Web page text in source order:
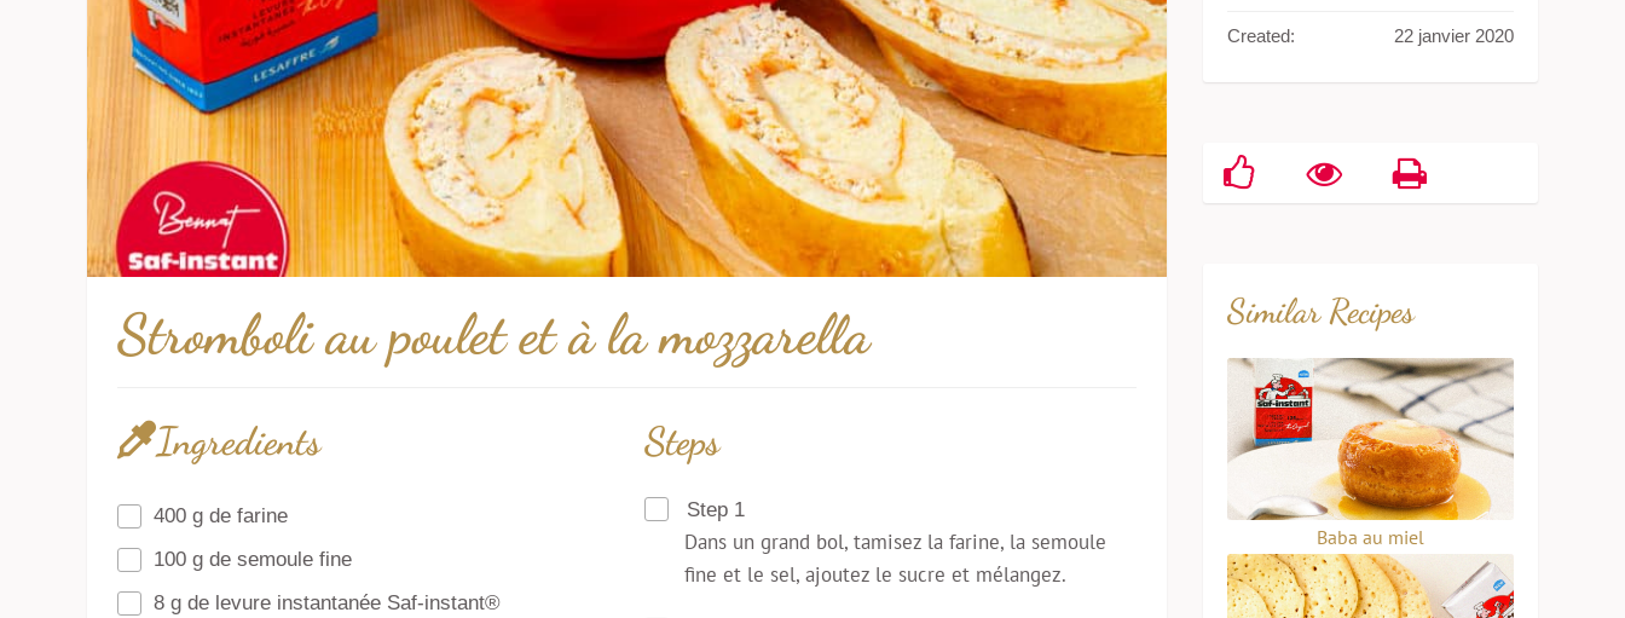
Stromboli au poulet et à la mozzarella
Ingredients
400 g de farine
100 g de semoule fine
8 g de levure instantanée Saf-instant®
Steps
Step 1
Dans un grand bol, tamisez la farine, la semoule
fine et le sel, ajoutez le sucre et mélangez.
Created: 22 janvier 2020
Similar Recipes
Baba au miel